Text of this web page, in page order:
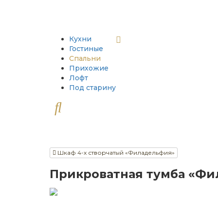
Кухни
Гостиные
Спальни
Прихожие
Лофт
Под старину
Шкаф 4-х створчатый «Филадельфия»
Прикроватная тумба